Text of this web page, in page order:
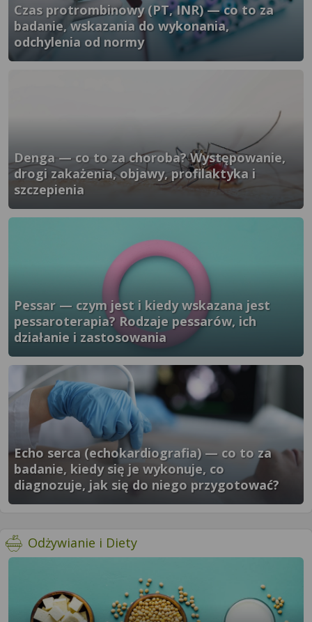
Czas protrombinowy (PT, INR) — co to za
badanie, wskazania do wykonania,
odchylenia od normy
}" />
Denga — co to za choroba? Występowanie,
drogi zakażenia, objawy, profilaktyka i
szczepienia
}" />
Pessar — czym jest i kiedy wskazana jest
pessaroterapia? Rodzaje pessarów, ich
działanie i zastosowania
Echo serca (echokardiografia) — co to za
badanie, kiedy się je wykonuje, co
diagnozuje, jak się do niego przygotować?
Odżywianie i Diety- więcej artykułów